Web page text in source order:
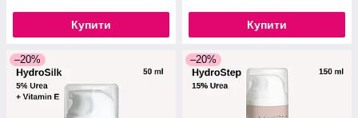
Купити Купити
–20% –20%